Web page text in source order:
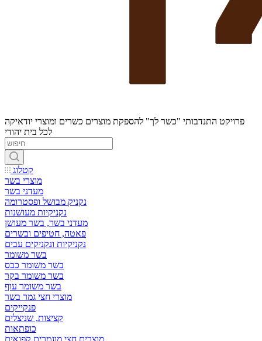
פרויקט התנדבותי "כשר לך" להספקת מוצרים כשרים ומוצרי יודאיקה
לכל בית יהודי
קטלוג
מוצרי בשר
מעדני בשר
נקניק מבושל ופסטרומה
נקניקיות מעושנות
מעדני בשר, בשר מעושן
פאטה, חטיפים ובשרים
נקניקיות ונקניקים עבים
בשר משומר
בשר משומר כבס
בשר משומר בקר
בשר משומר עוף
מוצרי חצי גמר בשר
פנקייקים
קציצות, שניצלים
כופתאות
מוצרים חצי מוגמרים קפואים